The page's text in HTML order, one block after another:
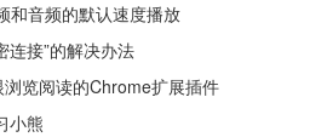
和音频的默认速度播放
连接”的解决办法
览阅读的Chrome扩展插件
小熊